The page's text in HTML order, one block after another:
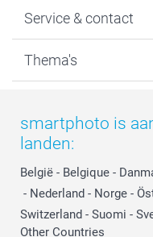
Fotocadeaus
Kaarten
Vacatures
Bestelproces
Privacy
Cookiebeleid
Reviews
Prijslijst
Investor Relations
Service & contact
Tevredenheidsgarantie
smartbonus
smartfriends
service@smartphoto.nl
Affiliate
Partnerships
Influencer
Thema's
Moederdag
Vaderdag
Huwelijk
smartphoto is
landen:
België - Belgique -
- Nederland - Norge -
Switzerland - Suomi -
Other Countries